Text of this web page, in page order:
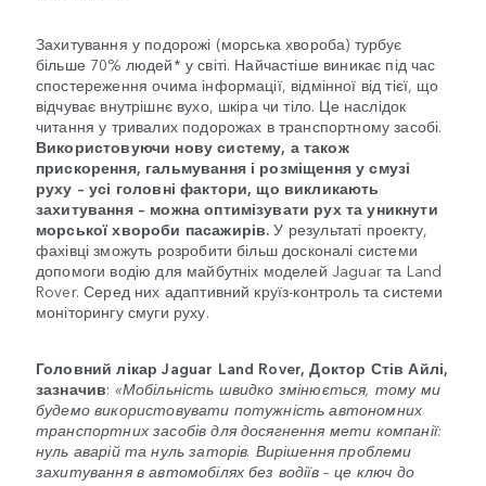
Захитування у подорожі (морська хвороба) турбує
більше 70% людей* у світі. Найчастіше виникає під час
спостереження очима інформації, відмінної від тієї, що
відчуває внутрішнє вухо, шкіра чи тіло. Це наслідок
читання у тривалих подорожах в транспортному засобі.
Використовуючи нову систему, а також
прискорення, гальмування і розміщення у смузі
руху – усі головні фактори, що викликають
захитування – можна оптимізувати рух та уникнути
морської хвороби пасажирів. У результаті проекту,
фахівці зможуть розробити більш досконалі системи
допомоги водію для майбутніх моделей Jaguar та Land
Rover. Серед них адаптивний круїз-контроль та системи
моніторингу смуги руху.
Головний лікар Jaguar Land Rover, Доктор Стів Айлі,
зазначив: «Мобільність швидко змінюється, тому ми
будемо використовувати потужність автономних
транспортних засобів для досягнення мети компанії:
нуль аварій та нуль заторів. Вирішення проблеми
захитування в автомобілях без водіїв – це ключ до